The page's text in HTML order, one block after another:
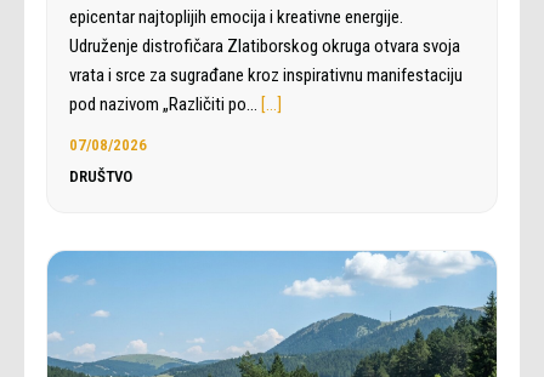
epicentar najtoplijih emocija i kreativne energije.
Udruženje distrofičara Zlatiborskog okruga otvara svoja
vrata i srce za sugrađane kroz inspirativnu manifestaciju
pod nazivom „Različiti po… […]
07/08/2026
DRUŠTVO